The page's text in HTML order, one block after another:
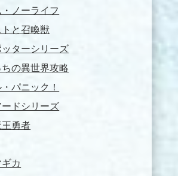
ノーライフ
と召喚獣
ターシリーズ
の異世界攻略
パニック！
ドシリーズ
王勇者
カ